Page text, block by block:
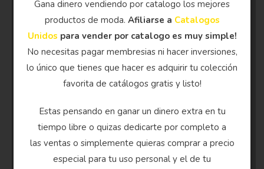
Gana dinero vendiendo por catalogo los mejores
productos de moda. Afiliarse a Catalogos
Unidos para vender por catalogo es muy simple!
No necesitas pagar membresias ni hacer inversiones,
lo único que tienes que hacer es adquirir tu colección
favorita de catálogos gratis y listo!
Estas pensando en ganar un dinero extra en tu
tiempo libre o quizas dedicarte por completo a
las ventas o simplemente quieras comprar a precio
especial para tu uso personal y el de tu